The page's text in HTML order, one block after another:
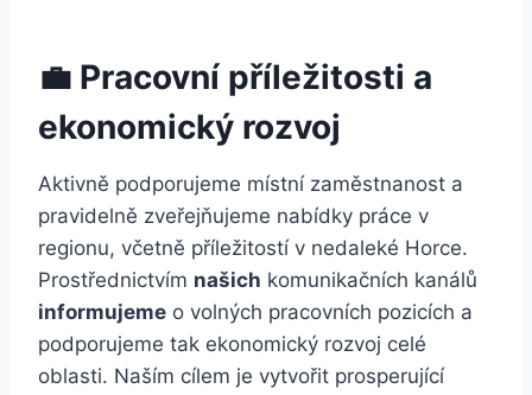
💼 Pracovní příležitosti a
ekonomický rozvoj
Aktivně podporujeme místní zaměstnanost a
pravidelně zveřejňujeme nabídky práce v
regionu, včetně příležitostí v nedaleké Horce.
Prostřednictvím našich komunikačních kanálů
informujeme o volných pracovních pozicích a
podporujeme tak ekonomický rozvoj celé
oblasti. Naším cílem je vytvořit prosperující